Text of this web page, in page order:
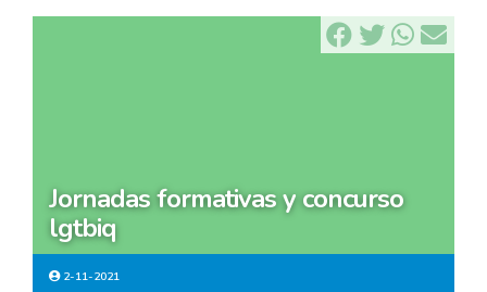
jornadas formativas y concurso
lgtbiq
2-11-2021